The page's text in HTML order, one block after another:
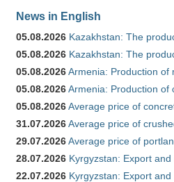
News in English
05.08.2026 Kazakhstan: The
05.08.2026 Kazakhstan: The
05.08.2026Armenia: Production of
05.08.2026Armenia: Production of
05.08.2026Average price of
31.07.2026Average price of
29.07.2026Average price of
28.07.2026 Kyrgyzstan: Export
22.07.2026 Kyrgyzstan: Export